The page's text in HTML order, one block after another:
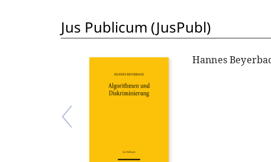
Jus Publicum (JusPubl)
Hannes